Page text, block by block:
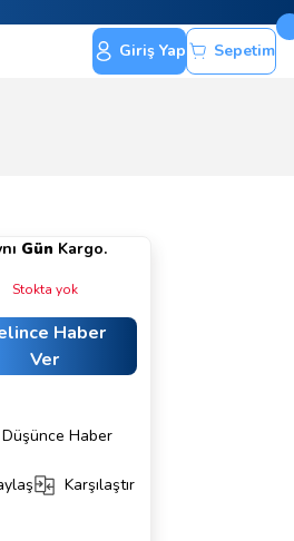
Giriş Yap Sepetim
Gün Kargo.
Stokta yok
Haber
Ver
Düşünce Haber
Karşılaştır